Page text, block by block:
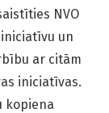
NVO
un
ar citām
iniciatīvas.
kopiena